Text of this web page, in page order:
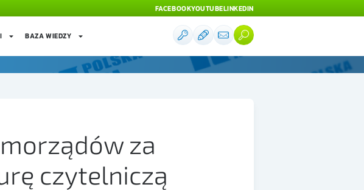
FACEBOOKYOUTUBELINKEDIN
BAZA WIEDZY
za
czytelniczą